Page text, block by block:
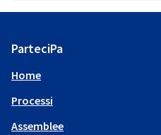
ParteciPa
Home
Processi
Assemblee